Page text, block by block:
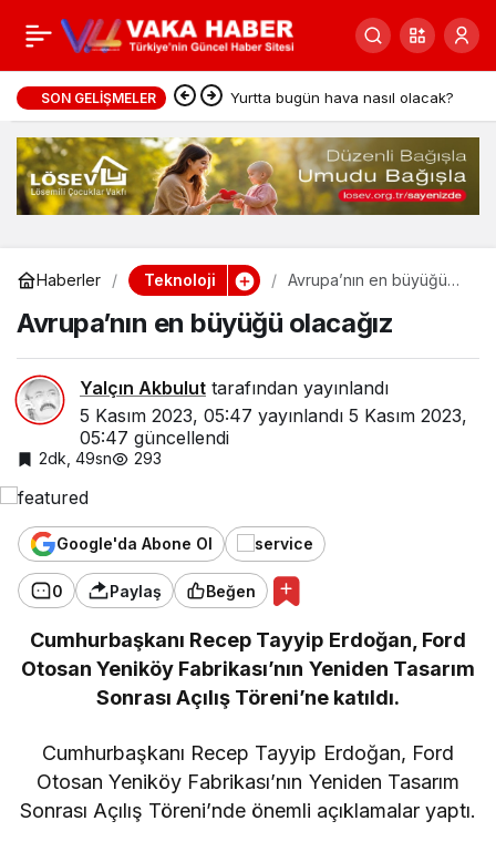
SON GELIŞMELER Yurtta bugün hava nasıl olacak?
Haberler Teknoloji
Avrupa’nın en büyüğü
Avrupa’nın en büyüğü olacağız
Yalçın Akbulut tarafından yayınlandı
5 Kasım 2023, 05:47 yayınlandı 5 Kasım 2023,
05:47 güncellendi
2dk, 49sn 293
Google'da Abone Ol
0 Paylaş Beğen
Cumhurbaşkanı Recep Tayyip Erdoğan, Ford
Otosan Yeniköy Fabrikası’nın Yeniden Tasarım
Sonrası Açılış Töreni’ne katıldı.
Cumhurbaşkanı Recep Tayyip Erdoğan, Ford
Otosan Yeniköy Fabrikası’nın Yeniden Tasarım
Sonrası Açılış Töreni’nde önemli açıklamalar yaptı.
Elektrikli otobüs İstanbul
sokaklarında
0 Paylaş